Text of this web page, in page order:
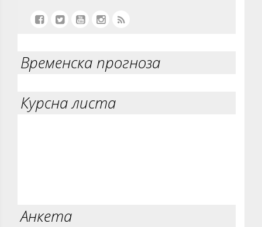
Временска прогноза
Курсна листа
Анкета